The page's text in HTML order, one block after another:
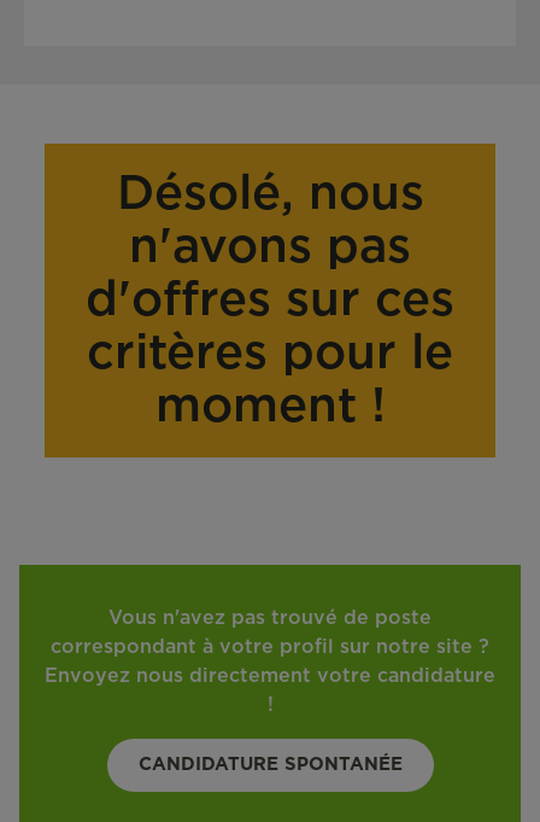
Désolé, nous
n'avons pas
d'offres sur ces
critères pour le
moment !
Vous n'avez pas trouvé de poste
correspondant à votre profil sur notre site ?
Envoyez nous directement votre candidature
!
CANDIDATURE SPONTANÉE